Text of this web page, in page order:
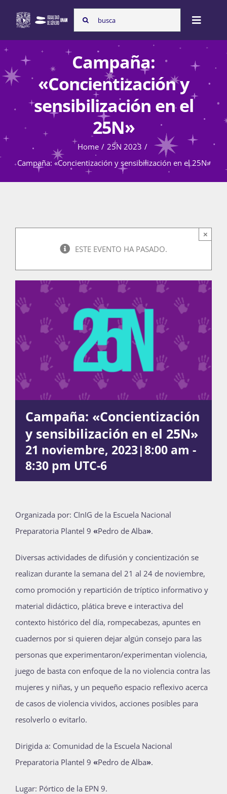
content
Search
for:
Toggle
Inicio
Nosotras
Programas
Atención de la violencia de género
La Boletina
Blog
Recursos
Súmate
Publicaciones
Bienvenida generación 2027-1
Campaña:
«Concientización y
sensibilización en el
25N»
Home
25N 2023
Campaña: «Concientización y sensibilización en el 25N»
ESTE EVENTO HA PASADO.
×
Campaña: «Concientización
y sensibilización en el 25N»
21 noviembre, 2023|8:00 am -
8:30 pm UTC-6
Organizada por: CInIG de la Escuela Nacional
Preparatoria Plantel 9 «Pedro de Alba».
Diversas actividades de difusión y concientización se
realizan durante la semana del 21 al 24 de noviembre,
como promoción y repartición de tríptico informativo y
material didáctico, plática breve e interactiva del
contexto histórico del día, rompecabezas, apuntes en
cuadernos por si quieren dejar algún consejo para las
personas que experimentaron/experimentan violencia,
juego de basta con enfoque de la no violencia contra las
mujeres y niñas, y un pequeño espacio reflexivo acerca
de casos de violencia vividos, acciones posibles para
resolverlo o evitarlo.
Dirigida a: Comunidad de la Escuela Nacional
Preparatoria Plantel 9 «Pedro de Alba».
Lugar: Pórtico de la EPN 9.